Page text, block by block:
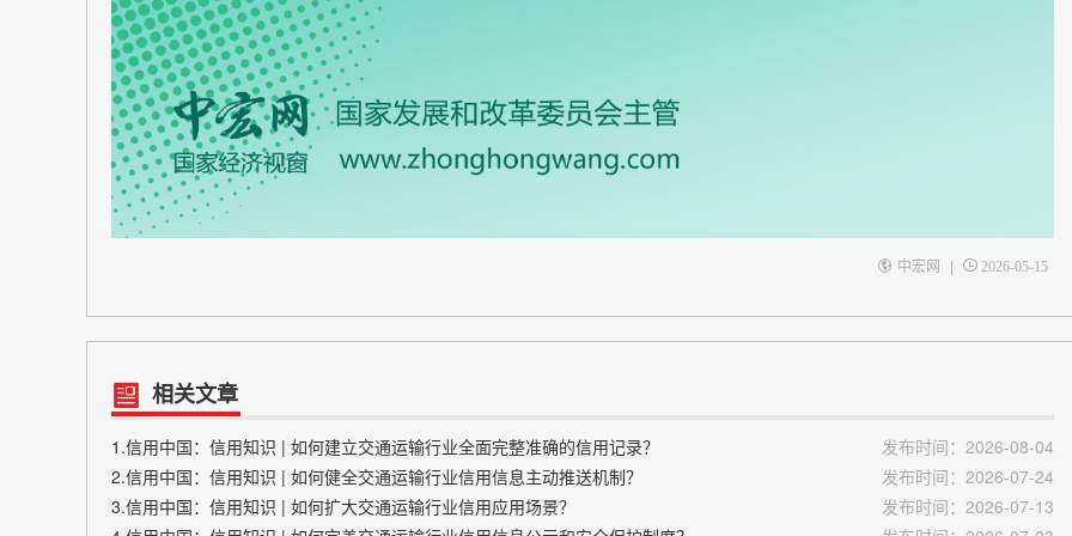
中宏网 | 2026-05-15
相关文章
1.信用中国：信用知识 | 如何建立交通运输行业全面完整准确的信用记录？
发布时间：2026-08-04
2.信用中国：信用知识 | 如何健全交通运输行业信用信息主动推送机制？
发布时间：2026-07-24
3.信用中国：信用知识 | 如何扩大交通运输行业信用应用场景？
发布时间：2026-07-13